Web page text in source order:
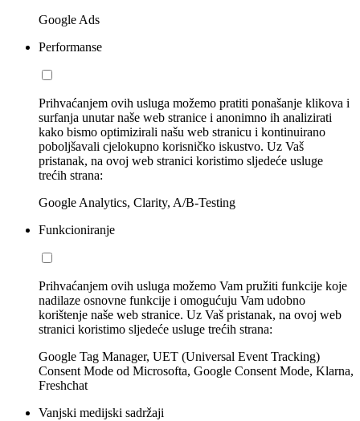
Google Ads
Performanse
Prihvaćanjem ovih usluga možemo pratiti ponašanje klikova i
surfanja unutar naše web stranice i anonimno ih analizirati
kako bismo optimizirali našu web stranicu i kontinuirano
poboljšavali cjelokupno korisničko iskustvo. Uz Vaš
pristanak, na ovoj web stranici koristimo sljedeće usluge
trećih strana:
Google Analytics, Clarity, A/B-Testing
Funkcioniranje
Prihvaćanjem ovih usluga možemo Vam pružiti funkcije koje
nadilaze osnovne funkcije i omogućuju Vam udobno
korištenje naše web stranice. Uz Vaš pristanak, na ovoj web
stranici koristimo sljedeće usluge trećih strana:
Google Tag Manager, UET (Universal Event Tracking)
Consent Mode od Microsofta, Google Consent Mode, Klarna,
Freshchat
Vanjski medijski sadržaji